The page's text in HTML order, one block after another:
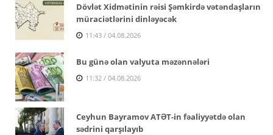
Dövlət Xidmətinin rəisi Şəmkirdə vətəndaşların
müraciətlərini dinləyəcək
11:43 / 04.08.2026
Bu günə olan valyuta məzənnələri
11:32 / 04.08.2026
Ceyhun Bayramov ATƏT-in fəaliyyətdə olan
sədrini qarşılayıb